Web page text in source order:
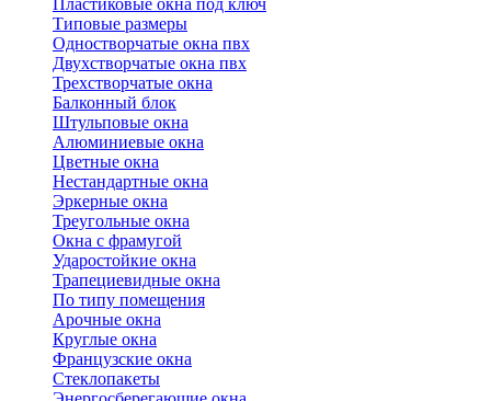
Пластиковые окна под ключ
Типовые размеры
Одностворчатые окна пвх
Двухстворчатые окна пвх
Трехстворчатые окна
Балконный блок
Штульповые окна
Алюминиевые окна
Цветные окна
Нестандартные окна
Эркерные окна
Треугольные окна
Окна с фрамугой
Ударостойкие окна
Трапециевидные окна
По типу помещения
Арочные окна
Круглые окна
Французские окна
Стеклопакеты